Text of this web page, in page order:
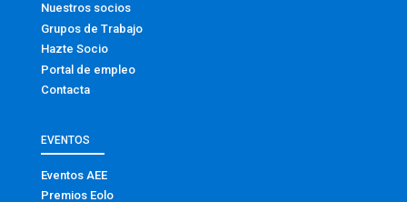
Nuestros socios
Grupos de Trabajo
Hazte Socio
Portal de empleo
Contacta
EVENTOS
Eventos AEE
Premios Eolo